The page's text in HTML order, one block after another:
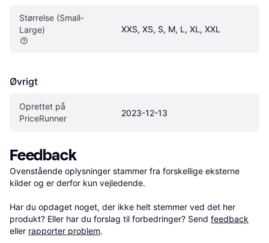
Størrelse (Small-
Large)
XXS, XS, S, M, L, XL, XXL
Øvrigt
Oprettet på
PriceRunner
2023-12-13
Feedback
Ovenstående oplysninger stammer fra forskellige eksterne
kilder og er derfor kun vejledende.
Har du opdaget noget, der ikke helt stemmer ved det her
produkt? Eller har du forslag til forbedringer? Send feedback
eller rapporter problem.